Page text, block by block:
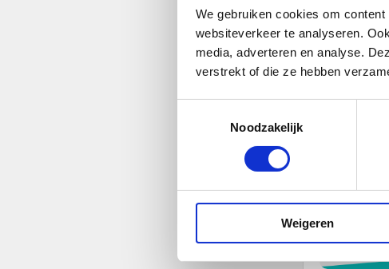
We gebruiken cookies om
websiteverkeer te analyseren.
media, adverteren en analyse.
verstrekt of die ze hebben
Noodzakelijk
Weigeren